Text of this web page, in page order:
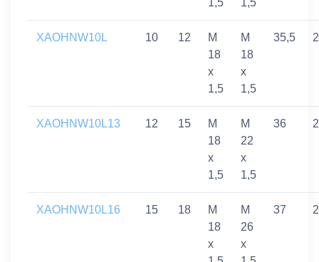
XAOHNW10L 10 12
M
18
x
1,5
M
18
x
1,5
35,5
XAOHNW10L13 12 15
M
18
x
1,5
M
22
x
1,5
36
XAOHNW10L16 15 18
M
18
x
M
26
x
37